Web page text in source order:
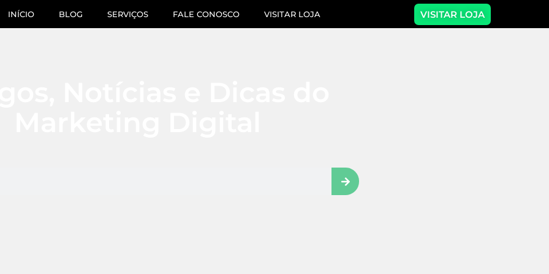
INÍCIO BLOG SERVIÇOS FALE CONOSCO VISITAR LOJA VISITAR LOJA